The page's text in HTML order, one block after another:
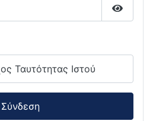
Ταυτότητας Ιστού
Σύνδεση